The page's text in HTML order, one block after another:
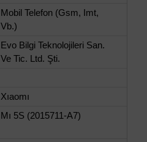
Mobil Telefon (Gsm, Imt,
Vb.)
Evo Bilgi Teknolojileri San.
Ve Tic. Ltd. Şti.
Xıaomı
Mı 5S (2015711-A7)